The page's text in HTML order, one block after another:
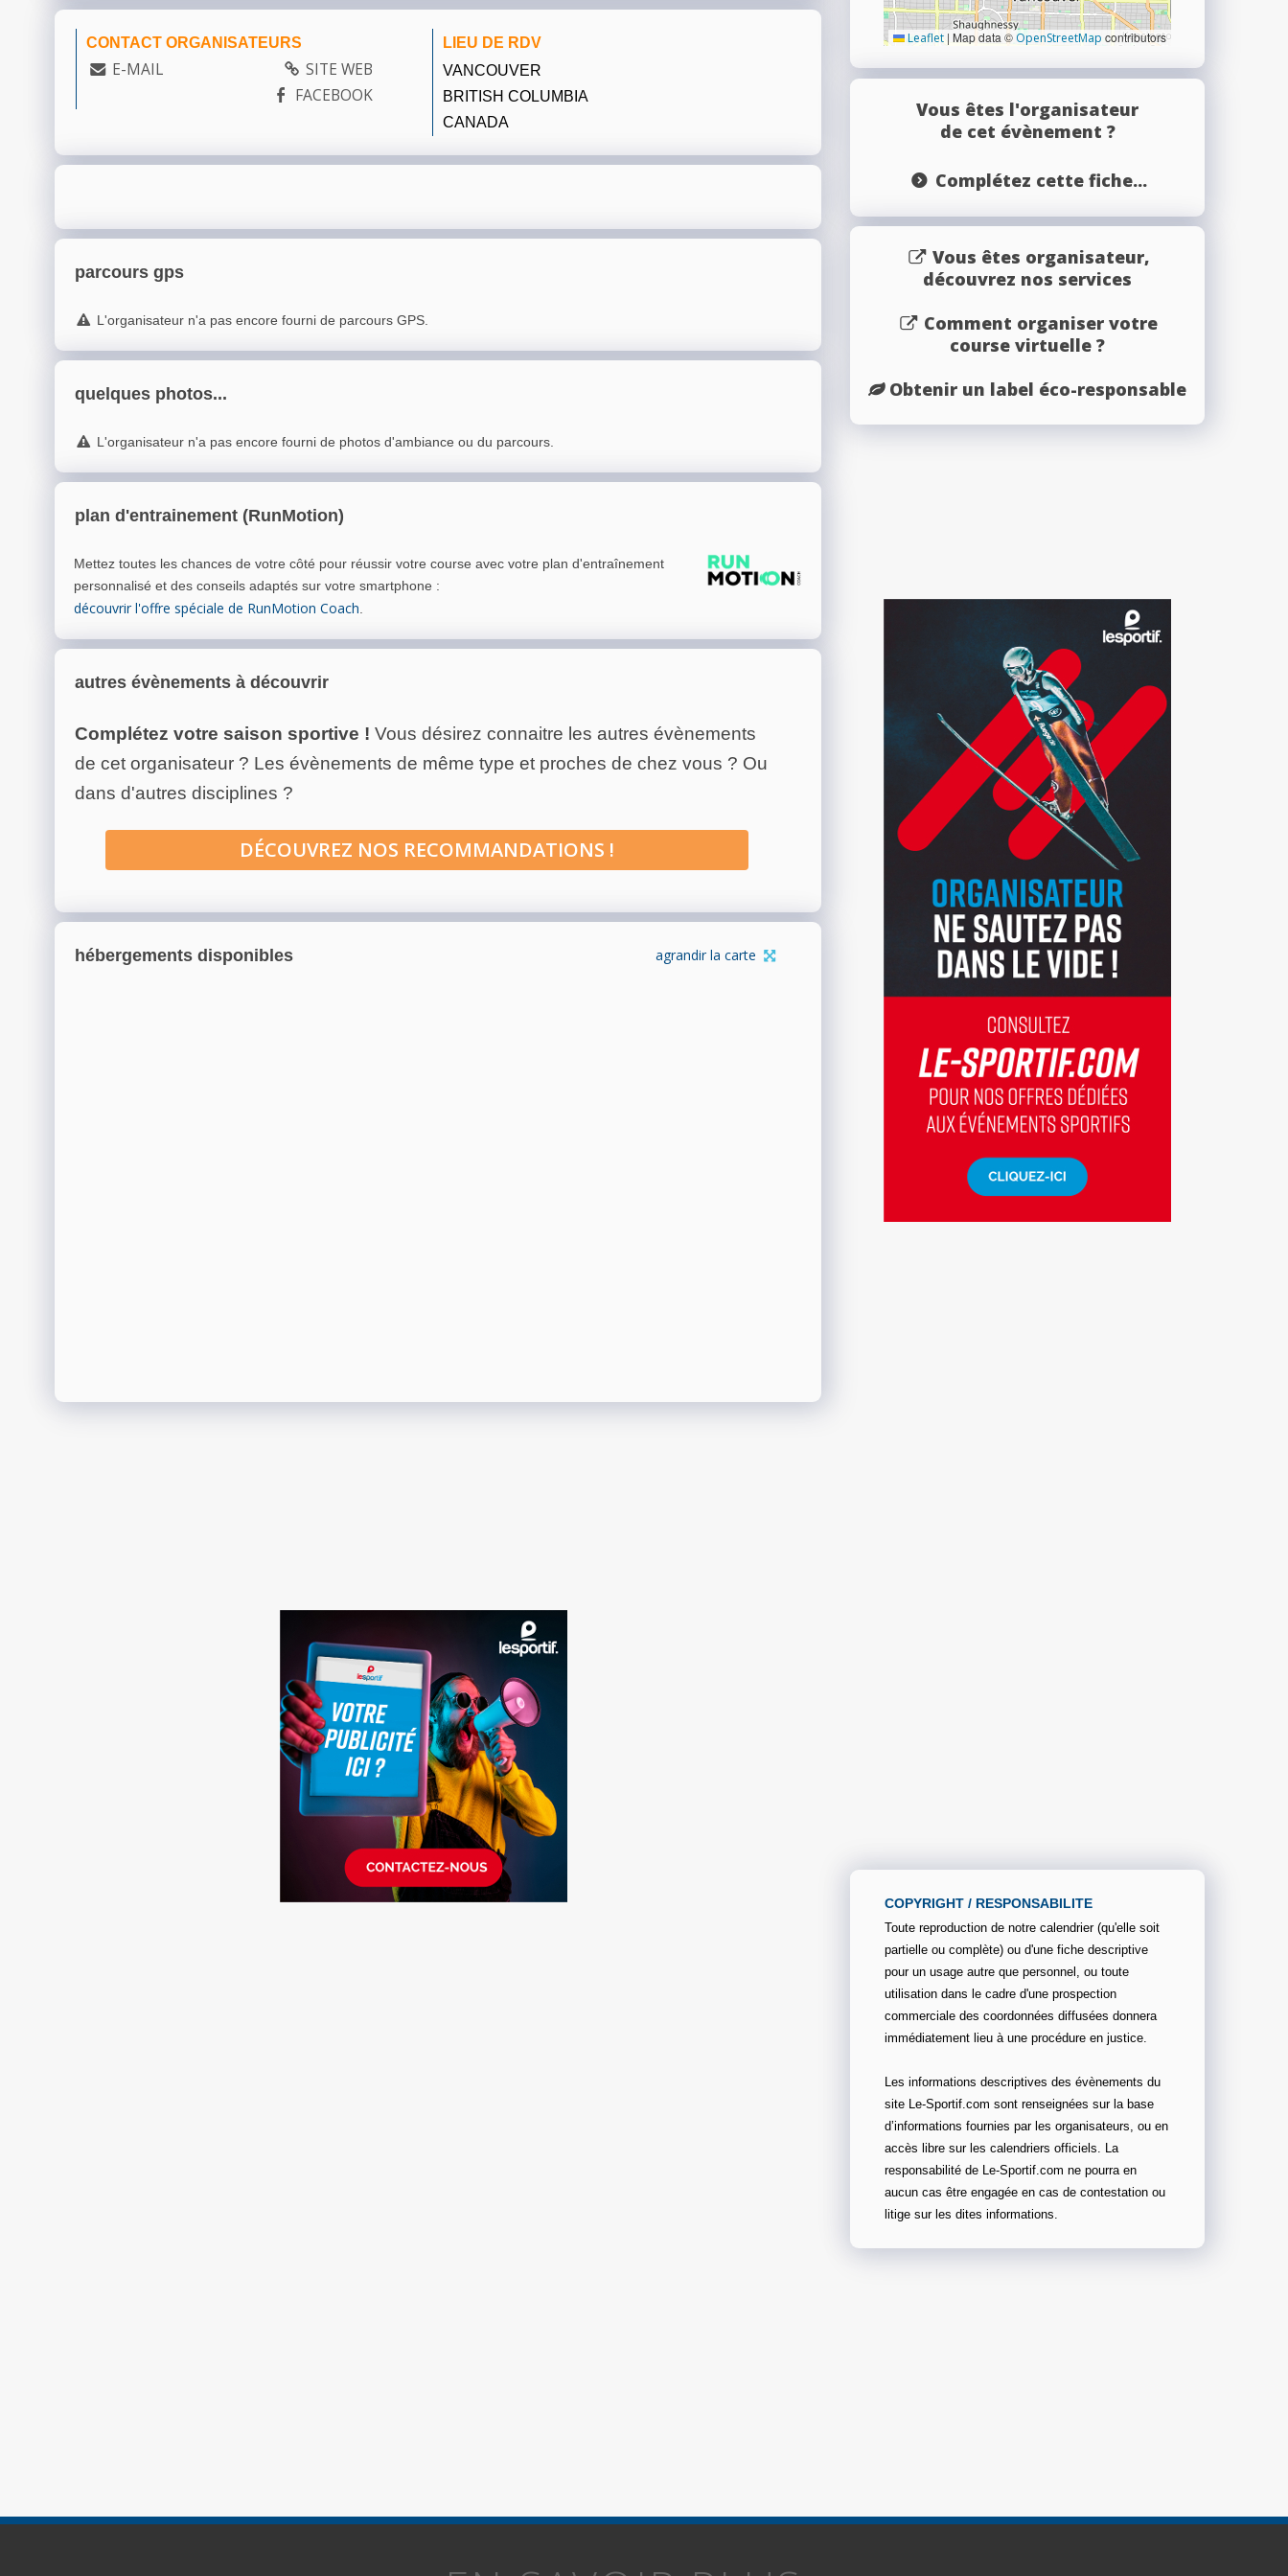
CONTACT ORGANISATEURS
E-MAIL
SITE WEB
FACEBOOK
LIEU DE RDV
VANCOUVER
BRITISH COLUMBIA
CANADA
parcours gps
L'organisateur n'a pas encore fourni de parcours GPS.
quelques photos...
L'organisateur n'a pas encore fourni de photos d'ambiance ou du parcours.
plan d'entrainement (RunMotion)
Mettez toutes les chances de votre côté pour réussir votre course avec votre plan d'entraînement
personnalisé et des conseils adaptés sur votre smartphone :
découvrir l'offre spéciale de RunMotion Coach.
autres évènements à découvrir
Complétez votre saison sportive ! Vous désirez connaitre les autres évènements
de cet organisateur ? Les évènements de même type et proches de chez vous ? Ou
dans d'autres disciplines ?
DÉCOUVREZ NOS RECOMMANDATIONS !
hébergements disponibles agrandir la carte
Leaflet | Map data © OpenStreetMap contributors
Vous êtes l'organisateur
de cet évènement ?
Complétez cette fiche...
Vous êtes organisateur,
découvrez nos services
Comment organiser votre
course virtuelle ?
Obtenir un label éco-responsable
COPYRIGHT / RESPONSABILITE
Toute reproduction de notre calendrier (qu'elle soit
partielle ou complète) ou d'une fiche descriptive
pour un usage autre que personnel, ou toute
utilisation dans le cadre d'une prospection
commerciale des coordonnées diffusées donnera
immédiatement lieu à une procédure en justice.
Les informations descriptives des évènements du
site Le-Sportif.com sont renseignées sur la base
d’informations fournies par les organisateurs, ou en
accès libre sur les calendriers officiels. La
responsabilité de Le-Sportif.com ne pourra en
aucun cas être engagée en cas de contestation ou
litige sur les dites informations.